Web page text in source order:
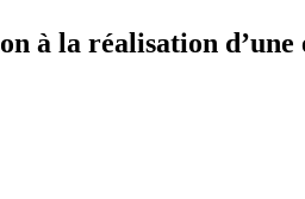
à la réalisation